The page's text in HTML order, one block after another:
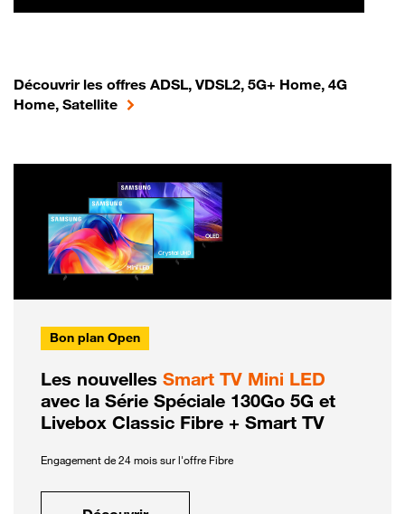
Découvrir les offres ADSL, VDSL2, 5G+ Home, 4G
Home, Satellite
Bon plan Open
Les nouvelles Smart TV Mini LED
avec la Série Spéciale 130Go 5G et
Livebox Classic Fibre + Smart TV
Engagement de 24 mois sur l'offre Fibre